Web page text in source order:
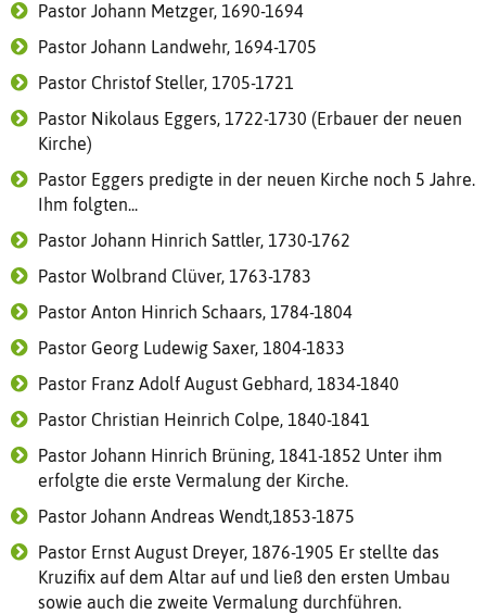
Pastor Johann Metzger, 1690-1694
Pastor Johann Landwehr, 1694-1705
Pastor Christof Steller, 1705-1721
Pastor Nikolaus Eggers, 1722-1730 (Erbauer der neuen
Kirche)
Pastor Eggers predigte in der neuen Kirche noch 5 Jahre.
Ihm folgten...
Pastor Johann Hinrich Sattler, 1730-1762
Pastor Wolbrand Clüver, 1763-1783
Pastor Anton Hinrich Schaars, 1784-1804
Pastor Georg Ludewig Saxer, 1804-1833
Pastor Franz Adolf August Gebhard, 1834-1840
Pastor Christian Heinrich Colpe, 1840-1841
Pastor Johann Hinrich Brüning, 1841-1852 Unter ihm
erfolgte die erste Vermalung der Kirche.
Pastor Johann Andreas Wendt,1853-1875
Pastor Ernst August Dreyer, 1876-1905 Er stellte das
Kruzifix auf dem Altar auf und ließ den ersten Umbau
sowie auch die zweite Vermalung durchführen.